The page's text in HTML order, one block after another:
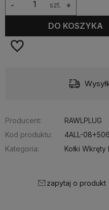
szt. +
-
DO KOSZYKA
Producent:
RAWLPLUG
Kod produktu:
4ALL-
Kategoria:
Kołki Wkręty
zapytaj o produkt